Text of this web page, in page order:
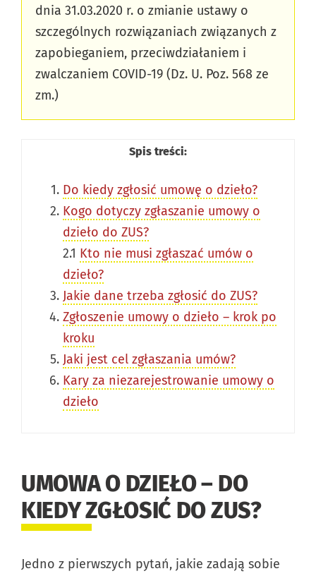
dnia 31.03.2020 r. o zmianie ustawy o
szczególnych rozwiązaniach związanych z
zapobieganiem, przeciwdziałaniem i
zwalczaniem COVID-19 (Dz. U. Poz. 568 ze
zm.)
Spis treści:
Do kiedy zgłosić umowę o dzieło?
Kogo dotyczy zgłaszanie umowy o
dzieło do ZUS?
2.1 Kto nie musi zgłaszać umów o
dzieło?
Jakie dane trzeba zgłosić do ZUS?
Zgłoszenie umowy o dzieło – krok po
kroku
Jaki jest cel zgłaszania umów?
Kary za niezarejestrowanie umowy o
dzieło
UMOWA O DZIEŁO – DO
KIEDY ZGŁOSIĆ DO ZUS?
Jedno z pierwszych pytań, jakie zadają sobie